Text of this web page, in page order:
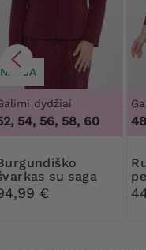
NAUJA
dydžiai
54, 56, 58, 60
su saga
€
Ruda švarkas su